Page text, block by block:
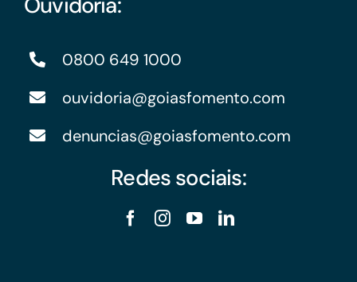
0800 649 1000
ouvidoria@goiasfomento.com
denuncias@goiasfomento.com
Redes sociais: